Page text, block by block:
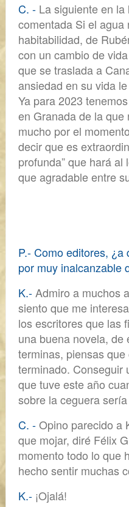
C. - La siguiente en
comentada Si el agua
habitabilidad, de
con un cambio de
que se traslada a
ansiedad en su vida
Ya para2023
en Granadade la que
mucho por el
decir que es
profunda” que hará
que agradable entre
P.- Como editores,
por muy inalcanzable
K.-Admiro a muchos
siento que me
los escritores que las
una buena novela, de
terminas, piensas
terminado. Conseguir
que tuve este año
sobre la ceguera
C. -Opino parecido a
que mojar, diré Félix
momento todo lo que
hecho sentir muchas
K.- ¡Ojalá!